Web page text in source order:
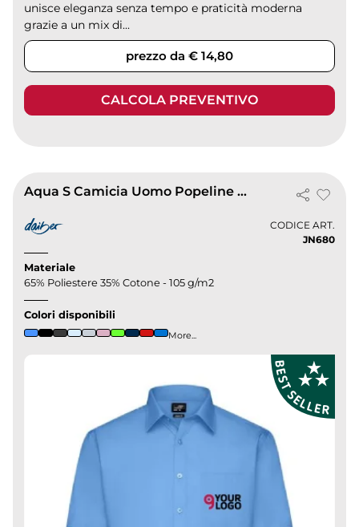
unisce eleganza senza tempo e praticità moderna
grazie a un mix di...
prezzo da € 14,80
CALCOLA PREVENTIVO
Aqua S Camicia Uomo Popeline Manica Corta Classic Fit
CODICE ART.
JN680
Materiale
65% Poliestere 35% Cotone - 105 g/m2
Colori disponibili
More...